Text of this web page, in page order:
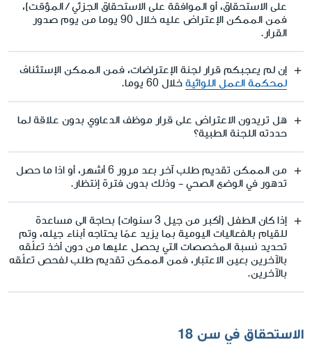
على الاستحقاق، أو الموافقة على الاستحقاق الجزئي / المؤقت)،
فمن الممكن الإعتراض عليه خلال 90 يوما من يوم صدور
القرار.
إن لم يعجبكم قرار لجنة الإعتراضات، فمن الممكن الإستئناف
لمحكمة العمل اللوائية خلال 60 يوما.
هل تريدون الاعتراض على قرار موظف الدعاوي بدون علاقة لما
حددته اللجنة الطبية؟
من الممكن تقديم طلب آخر بعد مرور 6 أشهر، أو اذا ما حصل
تدهور في الوضع الصحي - وذلك بدون فترة إنتظار.
إذا كان الطفل (أكبر من جيل 3 سنوات) بحاجة الى مساعدة
للقيام بالفعاليات اليومية بما يزيد عمّا يحتاجه أبناء جيله، وتم
تحديد نسبة المخصصات التي يحصل عليها من دون أخذ تعلّقه
بالآخرين بعين الاعتبار، فمن الممكن تقديم طلب لفحص تعلّقه
بالآخرين.
الاستحقاق في سن 18